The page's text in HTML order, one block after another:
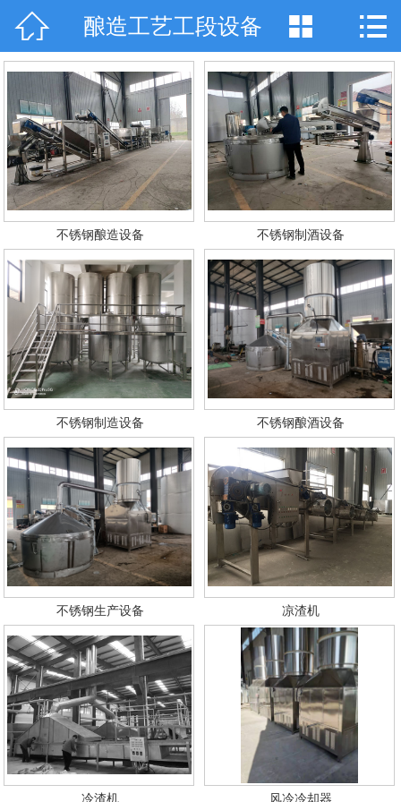
网站首页
产品中心
技术咨询
工程案例
厂房设备
销售网络
在线留言
联系我们
 酿造工艺工段设备  
不锈钢酿造设备 不锈钢制酒设备
不锈钢制造设备 不锈钢酿酒设备
不锈钢生产设备 凉渣机
冷渣机 风冷冷却器